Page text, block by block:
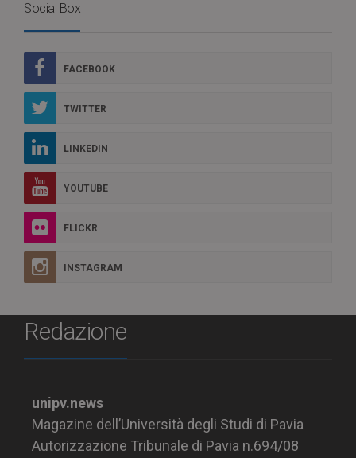
Social Box
FACEBOOK
TWITTER
LINKEDIN
YOUTUBE
FLICKR
INSTAGRAM
Redazione
unipv.news
Magazine dell’Università degli Studi di Pavia
Autorizzazione Tribunale di Pavia n.694/08